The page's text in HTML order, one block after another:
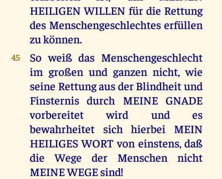
HEILIGEN WILLEN für die Rettung
des Menschengeschlechtes erfüllen
zu können.
45
So weiß das Menschengeschlecht
im großen und ganzen nicht, wie
seine Rettung aus der Blindheit und
Finsternis durch MEINE GNADE
vorbereitet wird und es
bewahrheitet sich hierbei MEIN
HEILIGES WORT von einstens, daß
die Wege der Menschen nicht
MEINE WEGE sind!